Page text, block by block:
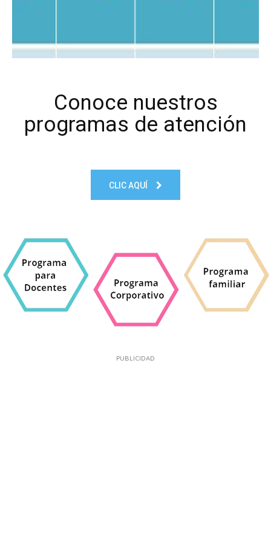
Conoce nuestros
programas de atención
CLIC AQUÍ
PUBLICIDAD